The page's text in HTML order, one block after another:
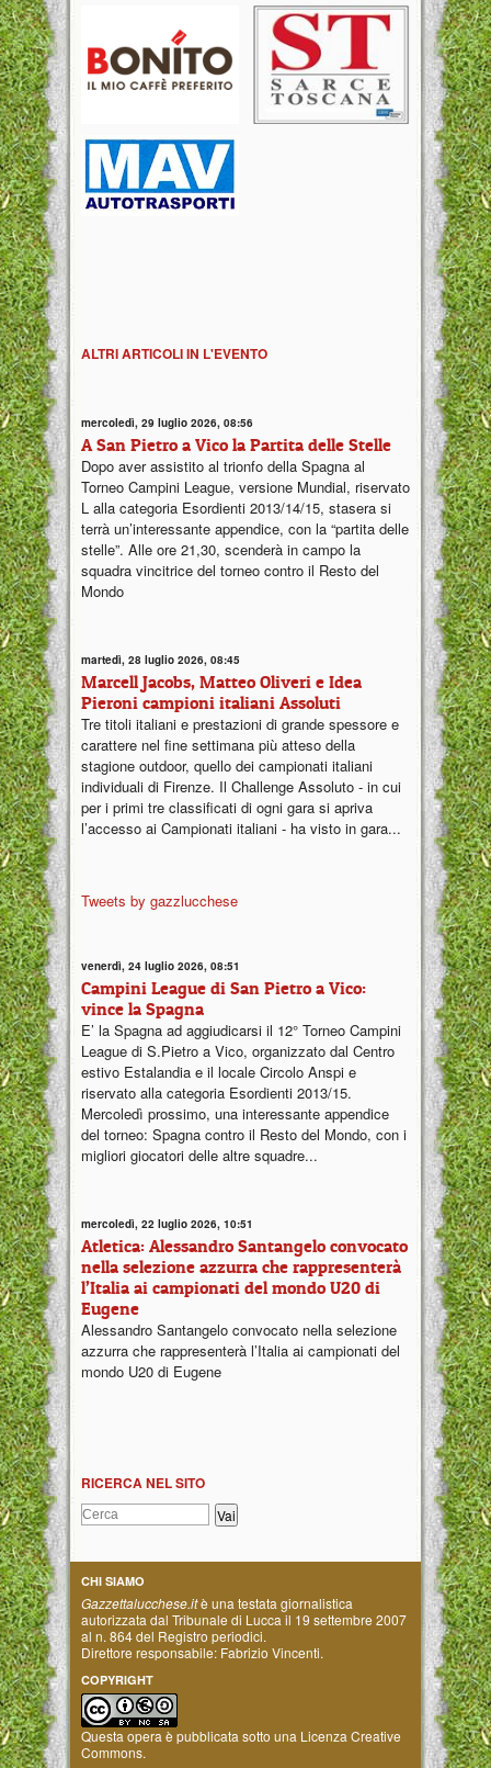
ALTRI ARTICOLI IN L'EVENTO
mercoledì, 29 luglio 2026, 08:56
A San Pietro a Vico la Partita delle Stelle
Dopo aver assistito al trionfo della Spagna al
Torneo Campini League, versione Mundial, riservato
L alla categoria Esordienti 2013/14/15, stasera si
terrà un’interessante appendice, con la “partita delle
stelle”. Alle ore 21,30, scenderà in campo la
squadra vincitrice del torneo contro il Resto del
Mondo
martedì, 28 luglio 2026, 08:45
Marcell Jacobs, Matteo Oliveri e Idea
Pieroni campioni italiani Assoluti
Tre titoli italiani e prestazioni di grande spessore e
carattere nel fine settimana più atteso della
stagione outdoor, quello dei campionati italiani
individuali di Firenze. Il Challenge Assoluto - in cui
per i primi tre classificati di ogni gara si apriva
l’accesso ai Campionati italiani - ha visto in gara...
Tweets by gazzlucchese
venerdì, 24 luglio 2026, 08:51
Campini League di San Pietro a Vico:
vince la Spagna
E’ la Spagna ad aggiudicarsi il 12° Torneo Campini
League di S.Pietro a Vico, organizzato dal Centro
estivo Estalandia e il locale Circolo Anspi e
riservato alla categoria Esordienti 2013/15.
Mercoledì prossimo, una interessante appendice
del torneo: Spagna contro il Resto del Mondo, con i
migliori giocatori delle altre squadre...
mercoledì, 22 luglio 2026, 10:51
Atletica: Alessandro Santangelo convocato
nella selezione azzurra che rappresenterà
l’Italia ai campionati del mondo U20 di
Eugene
Alessandro Santangelo convocato nella selezione
azzurra che rappresenterà l’Italia ai campionati del
mondo U20 di Eugene
RICERCA NEL SITO
CHI SIAMO
Gazzettalucchese.itè una testata giornalistica
autorizzata dal Tribunale di Lucca il 19 settembre 2007
al n. 864 del Registro periodici.
Direttore responsabile: Fabrizio Vincenti.
COPYRIGHT
Questa opera è pubblicata sotto una Licenza Creative
Commons.